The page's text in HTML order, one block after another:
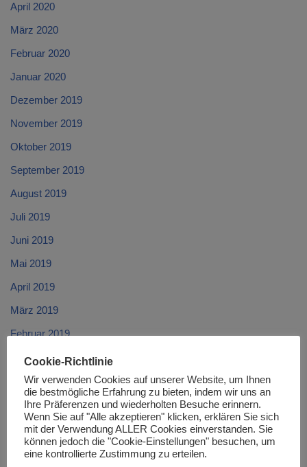
April 2020
März 2020
Februar 2020
Januar 2020
Dezember 2019
November 2019
Oktober 2019
September 2019
August 2019
Juli 2019
Juni 2019
Mai 2019
April 2019
März 2019
Februar 2019
Januar 2019
Dezember 2018
November 2018
Oktober 2018
September 2018
Cookie-Richtlinie
Wir verwenden Cookies auf unserer Website, um Ihnen
die bestmögliche Erfahrung zu bieten, indem wir uns an
Ihre Präferenzen und wiederholten Besuche erinnern.
Wenn Sie auf "Alle akzeptieren" klicken, erklären Sie sich
mit der Verwendung ALLER Cookies einverstanden. Sie
können jedoch die "Cookie-Einstellungen" besuchen, um
eine kontrollierte Zustimmung zu erteilen.